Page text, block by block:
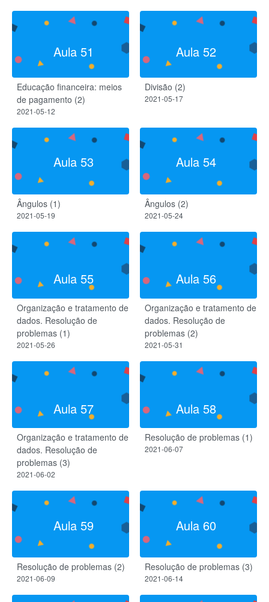
Aula 51
Educação financeira: meios
de pagamento (2)
2021-05-12
Aula 52
Divisão (2)
2021-05-17
Aula 53
Ângulos (1)
2021-05-19
Aula 54
Ângulos (2)
2021-05-24
Aula 55
Organização e tratamento de
dados. Resolução de
problemas (1)
2021-05-26
Aula 56
Organização e tratamento de
dados. Resolução de
problemas (2)
2021-05-31
Aula 57
Organização e tratamento de
dados. Resolução de
problemas (3)
2021-06-02
Aula 58
Resolução de problemas (1)
2021-06-07
Aula 59
Resolução de problemas (2)
2021-06-09
Aula 60
Resolução de problemas (3)
2021-06-14